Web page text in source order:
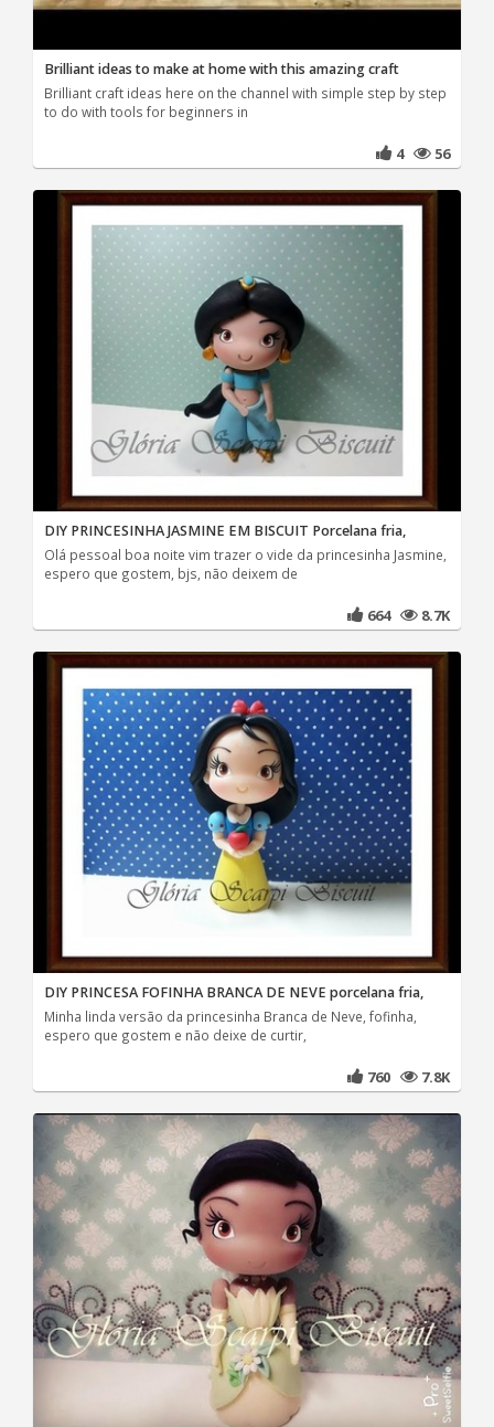
Brilliant ideas to make at home with this amazing craft
Brilliant craft ideas here on the channel with simple step by step
to do with tools for beginners in
4 56
DIY PRINCESINHA JASMINE EM BISCUIT Porcelana fria,
Olá pessoal boa noite vim trazer o vide da princesinha Jasmine,
espero que gostem, bjs, não deixem de
664 8.7K
DIY PRINCESA FOFINHA BRANCA DE NEVE porcelana fria,
Minha linda versão da princesinha Branca de Neve, fofinha,
espero que gostem e não deixe de curtir,
760 7.8K